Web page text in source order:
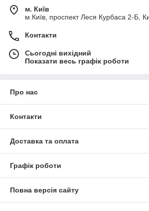
м. Київ
м.Київ, проспект Леся Курбаса 2-Б,
Контакти
Сьогодні вихідний
Показати весь графік роботи
Про нас
Контакти
Доставка та оплата
Графік роботи
Повна версія сайту